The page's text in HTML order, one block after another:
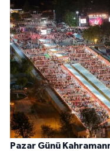
Pazar Günü